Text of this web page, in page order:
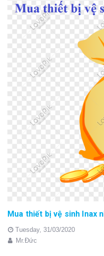
Mua thiết bị vệ sinh Inax
Tuesday, 31/03/2020
Mr.Đức